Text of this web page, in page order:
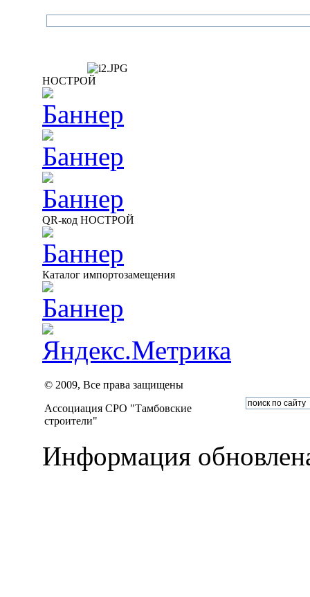
НОСТРОЙ
QR-код НОСТРОЙ
Каталог импортозамещения
© 2009, Все права защищены
Ассоциация СРО "Тамбовские
строители"
Информация